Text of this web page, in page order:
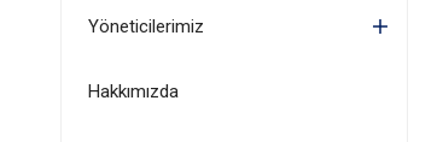
Yöneticilerimiz
Hakkımızda